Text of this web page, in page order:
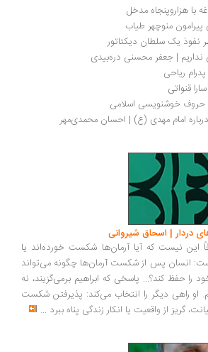
مدخل
منوچهر طیاب
سلطان دیکتاتور
| جعفر محسنی دره‌بیدی
اسلامی
مهدی (ع) | احسان محمدی‌مهر
| اسحاق شیروانی
که آیا آرمان‌ها شکست خورده‌اند یا
پس از شکست آرمان‌ها چگونه می‌تواند
پاسخی که ابراهیم برمی‌گزیند، نه
دیگر را انتخاب می‌کند: پذیرفتن شکست
از واقعیت یا انکار زندگی پناه ببرد...